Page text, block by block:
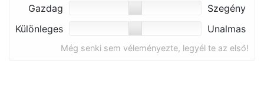
Gazdag
Szegény
Különleges
Unalmas
Még senki sem véleményezte, legyél te az első!